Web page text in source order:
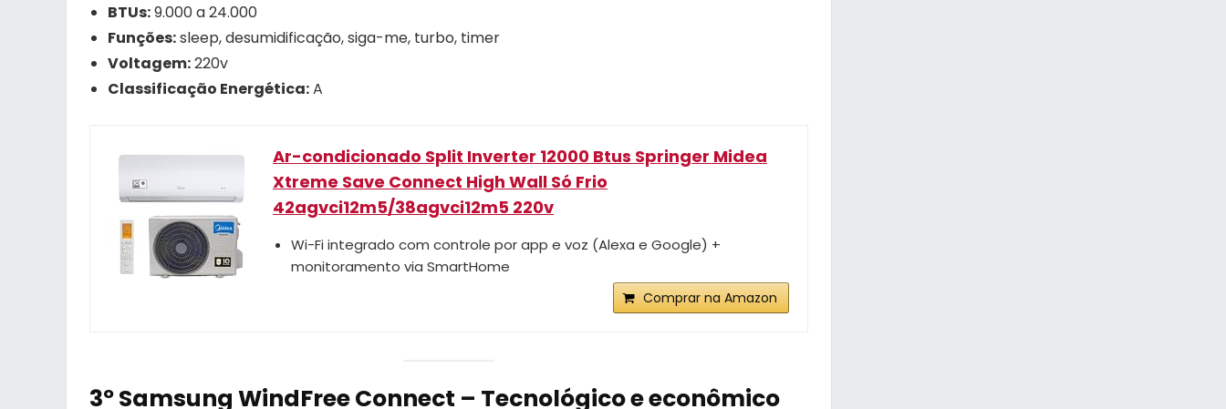
BTUs:9.000 a 24.000
Funções:sleep, desumidificação, siga-me, turbo, timer
Voltagem:220v
Classificação Energética:A
Ar-condicionado Split Inverter 12000 Btus Springer Midea
Xtreme Save Connect High Wall Só Frio
42agvci12m5/38agvci12m5 220v
Wi-Fi integrado com controle por app e voz (Alexa e Google) +
monitoramento via SmartHome
Comprar na Amazon
3º Samsung WindFree Connect – Tecnológico e econômico